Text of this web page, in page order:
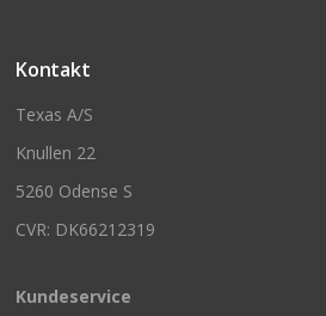
Kontakt
Texas A/S
Knullen 22
5260 Odense S
CVR: DK66212319
Kundeservice